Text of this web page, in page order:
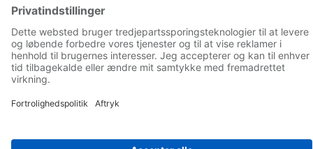
Yaskawa Europe GmbH